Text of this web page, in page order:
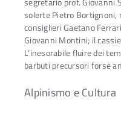
solerte Pietro Bortignoni,
consiglieri Gaetano
Giovanni Montini; il
L’inesorabile fluire dei
barbuti precursori forse
Alpinismo e Cultura